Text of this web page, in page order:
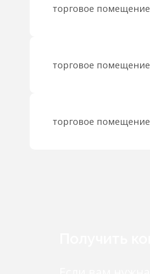
торговое помещение
торговое помещение
торговое помещение